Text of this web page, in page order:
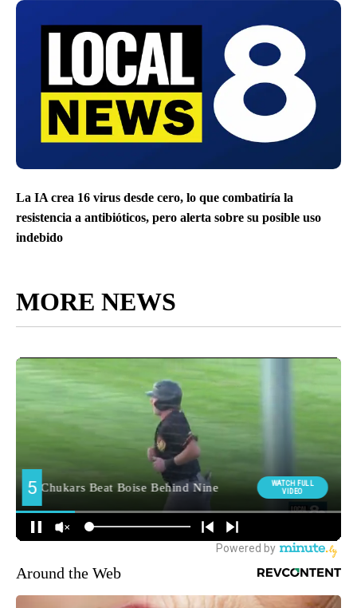
La IA crea 16 virus desde cero, lo que combatiría la
resistencia a antibióticos, pero alerta sobre su posible uso
indebido
MORE NEWS
Around the Web